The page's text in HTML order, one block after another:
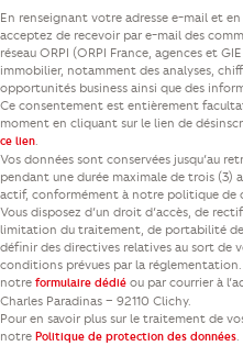
En renseignant votre adresse e-mail et
acceptez de recevoir par e-mail des
réseau ORPI (ORPI France, agences et
immobilier, notamment des analyses,
opportunités business ainsi que des
Ce consentement est entièrement
moment en cliquant sur le lien de
ce lien.
Vos données sont conservées jusqu’au
pendant une durée maximale de trois
actif, conformément à notre politique de
Vous disposez d’un droit d’accès, de
limitation du traitement, de portabilité
définir des directives relatives au sort de
conditions prévues par la
notre formulaire dédié ou par courrier à
Charles Paradinas – 92110 Clichy.
Pour en savoir plus sur le traitement de
notre Politique de protection des données.